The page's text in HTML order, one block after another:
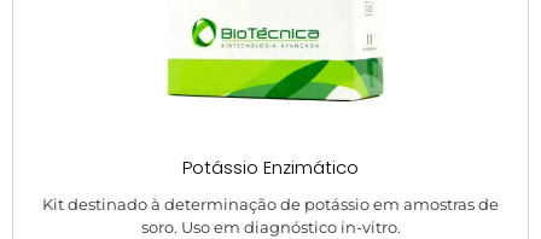
Potássio Enzimático
Kit destinado à determinação de potássio em amostras de
soro. Uso em diagnóstico in-vitro.